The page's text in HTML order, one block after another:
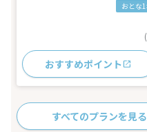
おとな
おすすめポイント
すべてのプランを見る